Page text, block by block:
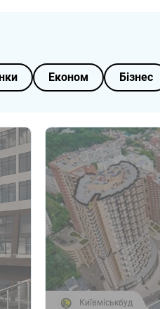
Економ Бізнес
Київміськбуд